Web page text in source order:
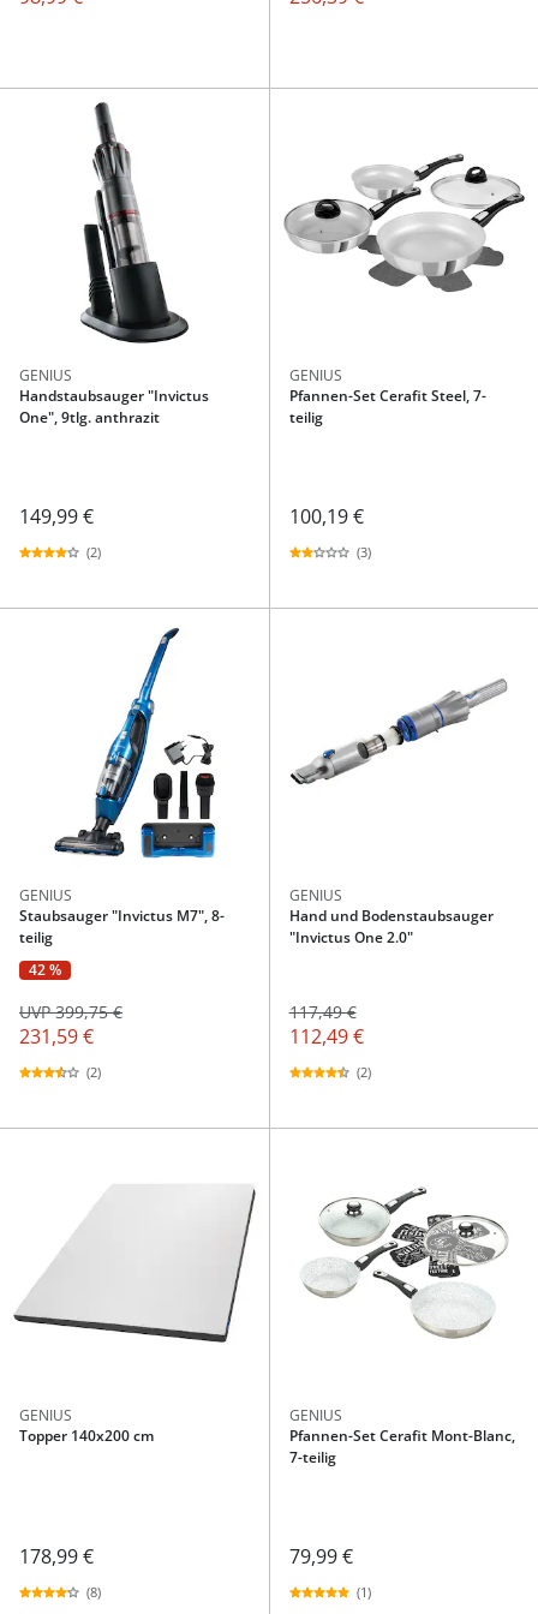
GENIUS
Handstaubsauger "Invictus
One", 9tlg. anthrazit
149,99 €
(2)
GENIUS
Pfannen-Set Cerafit Steel, 7-
teilig
100,19 €
(3)
GENIUS
Staubsauger "Invictus M7", 8-
teilig
42 %
231,59 €
UVP 399,75 €
(2)
GENIUS
Hand und Bodenstaubsauger
"Invictus One 2.0"
117,49 €
112,49 €
(2)
GENIUS
Topper 140x200 cm
178,99 €
(8)
GENIUS
Pfannen-Set Cerafit Mont-Blanc,
7-teilig
79,99 €
(1)